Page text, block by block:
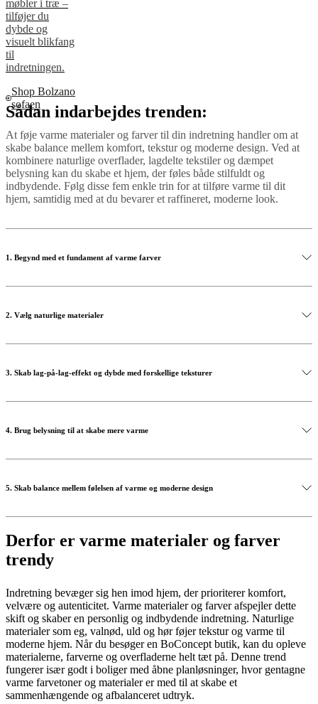
møbler i træ –
tilføjer du
dybde og
visuelt blikfang
til
indretningen.
Shop Bolzano
sofaen
Sådan indarbejdes trenden:
At føje varme materialer og farver til din indretning handler om at
skabe balance mellem komfort, tekstur og moderne design. Ved at
kombinere naturlige overflader, lagdelte tekstiler og dæmpet
belysning kan du skabe et hjem, der føles både stilfuldt og
indbydende. Følg disse fem enkle trin for at tilføre varme til dit
hjem, samtidig med at du bevarer et raffineret, moderne look.
1. Begynd med et fundament af varme farver
your interior. These colours work beautifully on walls, large
throughout the room.
Bestil gratis stof- og læderprøver
2. Vælg naturlige materialer
of warmth to modern interiors. A wooden coffee table, leather
feel more welcoming.
Bestil gratis stof- og læderprøver
3. Skab lag-på-lag-effekt og dybde med forskellige teksturer
materials such as wool throws, textured cushions and woven rugs.
of the room.
Shop accessories
4. Brug belysning til at skabe mere varme
strategically around the room to create an inviting ambience. Table
textures and create a relaxed atmosphere.
Shop lamper
5. Skab balance mellem følelsen af varme og moderne design
furniture that features clean lines and elegant proportions. Danish
design is known for balancing comfort with simplicity, ensuring that
warm interiors remain sophisticated and timeless rather than overly
of Danish design.
Find din nærmeste butik
Derfor er varme materialer og farver
trendy
Indretning bevæger sig hen imod hjem, der prioriterer komfort,
velvære og autenticitet. Varme materialer og farver afspejler dette
skift og skaber en personlig og indbydende indretning. Naturlige
materialer som eg, valnød, uld og hør føjer tekstur og varme til
moderne hjem. Når du besøger en BoConcept butik, kan du opleve
materialerne, farverne og overfladerne helt tæt på. Denne trend
fungerer især godt i boliger med åbne planløsninger, hvor gentagne
varme farvetoner og materialer er med til at skabe et
sammenhængende og afbalanceret udtryk.